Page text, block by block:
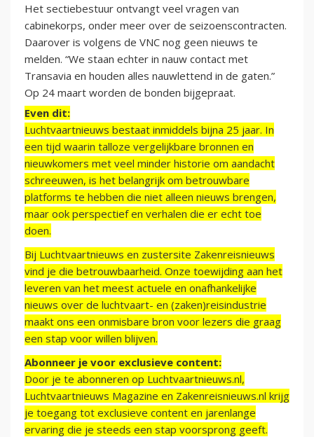
Het sectiebestuur ontvangt veel vragen van
cabinekorps, onder meer over de seizoenscontracten.
Daarover is volgens de VNC nog geen nieuws te
melden. “We staan echter in nauw contact met
Transavia en houden alles nauwlettend in de gaten.”
Op 24 maart worden de bonden bijgepraat.
Even dit:
Luchtvaartnieuws bestaat inmiddels bijna 25 jaar. In
een tijd waarin talloze vergelijkbare bronnen en
nieuwkomers met veel minder historie om aandacht
schreeuwen, is het belangrijk om betrouwbare
platforms te hebben die niet alleen nieuws brengen,
maar ook perspectief en verhalen die er echt toe
doen.
Bij Luchtvaartnieuws en zustersite Zakenreisnieuws
vind je die betrouwbaarheid. Onze toewijding aan het
leveren van het meest actuele en onafhankelijke
nieuws over de luchtvaart- en (zaken)reisindustrie
maakt ons een onmisbare bron voor lezers die graag
een stap voor willen blijven.
Abonneer je voor exclusieve content:
Door je te abonneren op Luchtvaartnieuws.nl,
Luchtvaartnieuws Magazine en Zakenreisnieuws.nl krijg
je toegang tot exclusieve content en jarenlange
ervaring die je steeds een stap voorsprong geeft.